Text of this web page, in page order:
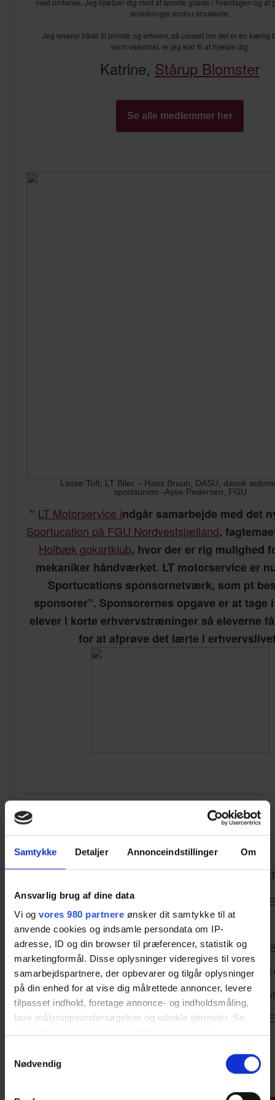
Samtykke Detaljer Annonceindstillinger Om
Ansvarlig brug af dine data
Vi og vores 980 partnere ønsker dit samtykke til at
anvende cookies og indsamle persondata om IP-
adresse, ID og din browser til præferencer, statistik og
marketingformål. Disse oplysninger videregives til vores
samarbejdspartnere, der opbevarer og tilgår oplysninger
på din enhed for at vise dig målrettede annoncer, levere
tilpasset indhold, foretage annonce- og indholdsmåling,
lave målgruppeundersøgelser og udvikle tjenester. Se
tilbage eller ændre indstillinger fra vores
"Cookiedeklaration", eller ved at trykke på "Privacy
Nødvendig
anledninger endnu smukkere.
Jeg leverer både til private og erhverv, så uanset om det er en kærlig
varm velkomst, er jeg klar til at hjælpe dig.
Katrine, Stårup Blomster
Se alle medlemmer her
Lasse Toft, LT Biler – Hans Bruun, DASU, dansk
sportsunion -Ayse Pedersen, FGU
” LT Motorservice indgår samarbejde med det
Sportucation på FGU Nordvestsjælland,
Holbæk gokartklub, hvor der er rig mulighed
mekaniker håndværket. LT motorservice er
Sportucations sponsornetværk, som pt
sponsorer”. Sponsorernes opgave er at tage
elever i korte erhvervstræninger så eleverne
for at afprøve det lærte i
ÅBENT BREV TIL BYRÅDSMEDLEMMERNE I
VEDRØRENDE EVENTUELT SALG AF
ODSHERRED
FORSYNING A/S’ AKTIVER OG OVERDRAGELSE AF
FORPLIGTELSER TIL EWII S/I
På vegne af Fair Fjernvarme Odsherreds (FFVO) over
medlemmer
ønsker vi hermed at tilkendegive vores modstand mod et
salg af
aktiverne og overdragelse af forpligtelserne i
Forsyning
A/S (herunder datterselskabet Odsherred Varme A/S) til
Se hele brevetHER